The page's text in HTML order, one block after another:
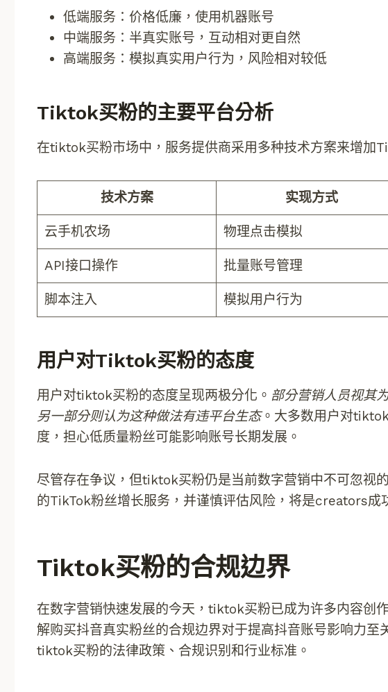
低端服务：价格低廉，使用机器账号
中端服务：半真实账号，互动相对更自然
高端服务：模拟真实用户行为，风险相对较低
Tiktok买粉的主要平台分析
在tiktok买粉市场中，服务提供商采用多种技术方案来增加
技术方案 实现方式
云手机农场 物理点击模拟
API接口操作 批量账号管理
脚本注入 模拟用户行为
用户对tiktok买粉的态度
用户对tiktok买粉的态度呈现两极分化。 部分营销人员视其
另一部分则认为这种做法有违平台生态。大多数用户对
度，担心低质量粉丝可能影响账号长期发展。
尽管存在争议，但tiktok买粉仍是当前数字营销中不可忽视
的TikTok粉丝增长服务，并谨慎评估风险，将是creators成
Tiktok买粉的合规边界
在数字营销快速发展的今天，tiktok买粉已成为许多内容创
解购买抖音真实粉丝的合规边界对于提高抖音账号影响力至
tiktok买粉的法律政策、合规识别和行业标准。